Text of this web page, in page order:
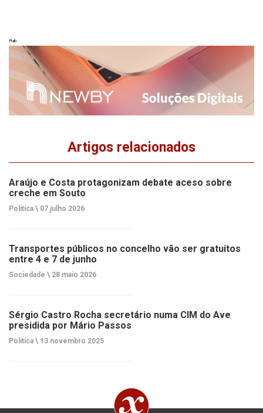
Pub
Artigos relacionados
Araújo e Costa protagonizam debate aceso sobre
creche em Souto
Política \ 07 julho 2026
Transportes públicos no concelho vão ser gratuitos
entre 4 e 7 de junho
Sociedade \ 28 maio 2026
Sérgio Castro Rocha secretário numa CIM do Ave
presidida por Mário Passos
Política \ 13 novembro 2025